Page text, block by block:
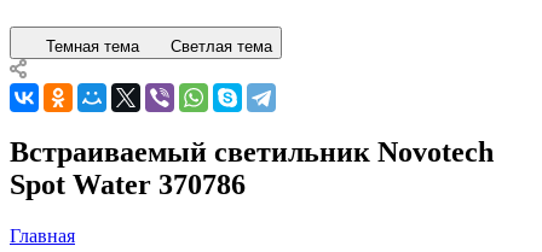
Темная тема Светлая тема
Встраиваемый светильник Novotech
Spot Water 370786
Главная